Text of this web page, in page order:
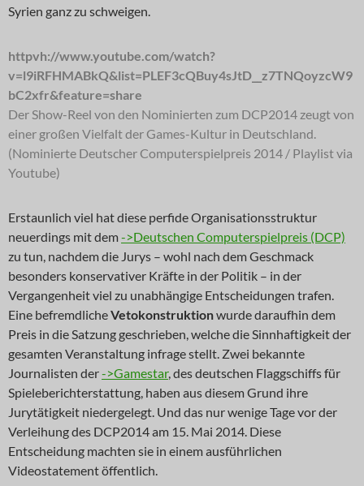
Syrien ganz zu schweigen.
httpvh://www.youtube.com/watch?
v=l9iRFHMABkQ&list=PLEF3cQBuy4sJtD__z7TNQoyzcW9
bC2xfr&feature=share
Der Show-Reel von den Nominierten zum DCP2014 zeugt von
einer großen Vielfalt der Games-Kultur in Deutschland.
(Nominierte Deutscher Computerspielpreis 2014 / Playlist via
Youtube)
Erstaunlich viel hat diese perfide Organisationsstruktur
neuerdings mit dem->Deutschen Computerspielpreis (DCP)
zu tun, nachdem die Jurys – wohl nach dem Geschmack
besonders konservativer Kräfte in der Politik – in der
Vergangenheit viel zu unabhängige Entscheidungen trafen.
Eine befremdlicheVetokonstruktionwurde daraufhin dem
Preis in die Satzung geschrieben, welche die Sinnhaftigkeit der
gesamten Veranstaltung infrage stellt. Zwei bekannte
Journalisten der->Gamestar, des deutschen Flaggschiffs für
Spieleberichterstattung, haben aus diesem Grund ihre
Jurytätigkeit niedergelegt. Und das nur wenige Tage vor der
Verleihung des DCP2014 am 15. Mai 2014. Diese
Entscheidung machten sie in einem ausführlichen
Videostatement öffentlich.